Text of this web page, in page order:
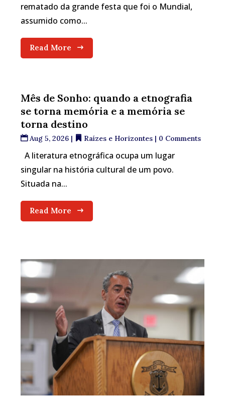
rematado da grande festa que foi o Mundial,
assumido como...
Read More
Mês de Sonho: quando a etnografia
se torna memória e a memória se
torna destino
Aug 5, 2026 | Raízes e Horizontes | 0 Comments
A literatura etnográfica ocupa um lugar
singular na história cultural de um povo.
Situada na...
Read More